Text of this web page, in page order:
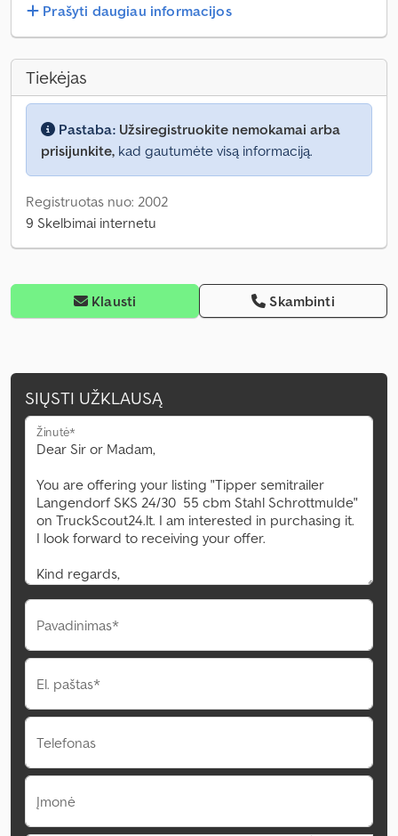
Prašyti daugiau informacijos
Tiekėjas
Pastaba: Užsiregistruokite nemokamai arba
prisijunkite, kad gautumėte visą informaciją.
Registruotas nuo: 2002
9 Skelbimai internetu
Klausti Skambinti
SIŲSTI UŽKLAUSĄ
Žinutė*
Pavadinimas*
El. paštas*
Telefonas
Įmonė